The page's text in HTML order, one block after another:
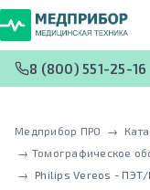
8 (800) 551-25-16
Медприбор ПРО →
→ Томографическое
→ Philips Vereos -